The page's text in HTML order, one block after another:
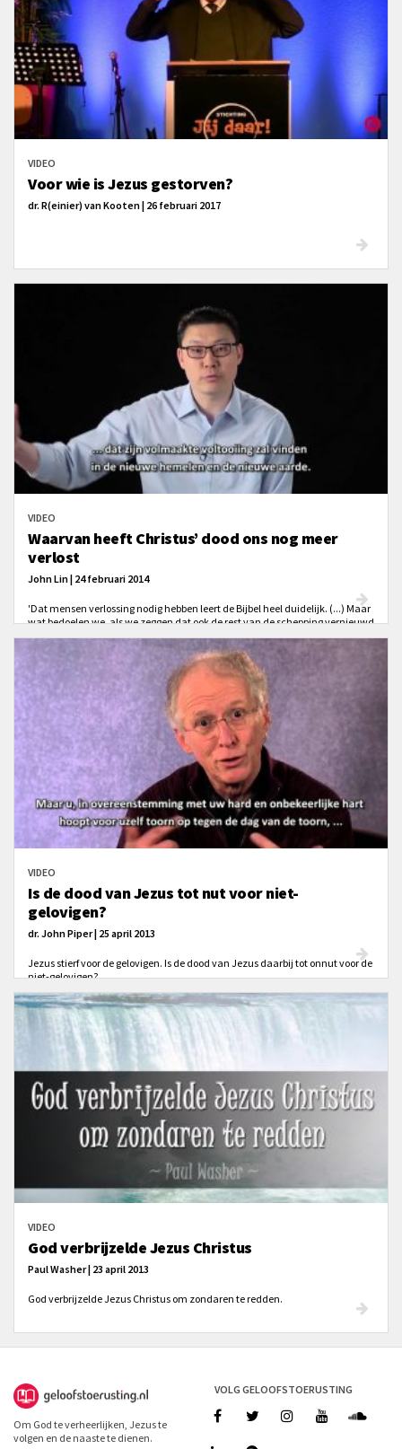
VIDEO
Voor wie is Jezus gestorven?
dr. R(einier) van Kooten | 26 februari 2017
VIDEO
Waarvan heeft Christus’ dood ons nog meer
verlost
John Lin | 24 februari 2014
'Dat mensen verlossing nodig hebben leert de Bijbel heel duidelijk. (...) Maar
wat bedoelen we, als we zeggen dat ook de rest van de schepping vernieuwd
VIDEO
Is de dood van Jezus tot nut voor niet-
gelovigen?
dr. John Piper | 25 april 2013
Jezus stierf voor de gelovigen. Is de dood van Jezus daarbij tot onnut voor de
niet-gelovigen?
VIDEO
God verbrijzelde Jezus Christus
Paul Washer | 23 april 2013
God verbrijzelde Jezus Christus om zondaren te redden.
Om God te verheerlijken, Jezus te
volgen en de naaste te dienen.
VOLG GELOOFSTOERUSTING